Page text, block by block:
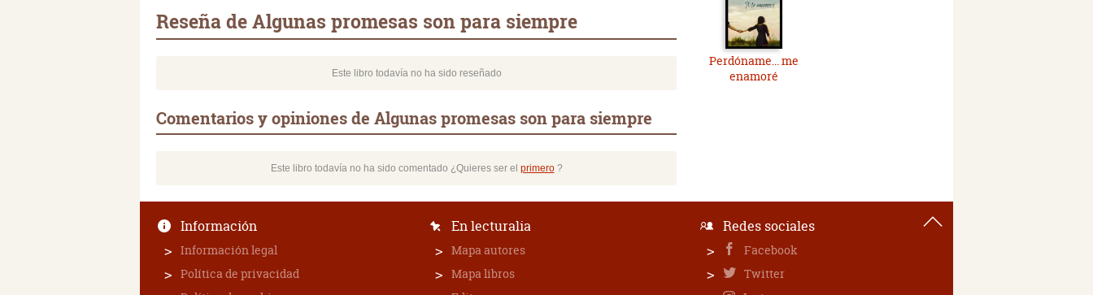
Reseña de Algunas promesas son para siempre
Este libro todavía no ha sido reseñado
Comentarios y opiniones de Algunas promesas son para siempre
Este libro todavía no ha sido comentado ¿Quieres ser el primero?
Perdóname... me
enamoré
Información
Información legal
Política de privacidad
En lecturalia
Mapa autores
Mapa libros
Redes sociales
Facebook
Twitter